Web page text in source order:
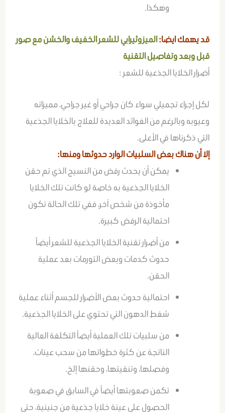
وهكذا.
قد يهمك ايضا:الميزوثيرابي للشعر الخفيف والخشن مع صور
قبل وبعد وتفاصيل التقنية
أضرار الخلايا الجذعية للشعر :
لكل إجراء تجميلي سواء كان جراحي أو غير جراحي، مميزاته
وعيوبه وبالرغم من الفوائد العديدة للعلاج بالخلايا الجذعية
التي ذكرناها في الأعلى.
إلا أن هناك بعض السلبيات الوارد حدوثها ومنها:
يمكن أن يحدث رفض من النسيج الذي تم حقن
الخلايا الجذعية به خاصة لو كانت تلك الخلايا
مأخوذة من شخص آخر، ففي تلك الحالة تكون
احتمالية الرفض كبيرة.
من أضرار تقنية الخلايا الجذعية للشعر أيضاً
حدوث كدمات وبعض التورمات بعد عملية
الحقن.
احتمالية حدوث بعض الأضرار للجسم أثناء عملية
شفط الدهون التي تحتوي على الخلايا الجذعية.
من سلبيات تلك العملية أيضاً التكلفة العالية
الناتجة عن كثرة خطواتها من سحب عينات،
وفصلها، وتنقيتها، وحقنها إلخ.
تكمن صعوبتها أيضاً في السابق في صعوبة
الحصول على عينة خلايا جذعية من جنينية، حتى